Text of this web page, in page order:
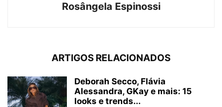
Rosângela Espinossi
ARTIGOS RELACIONADOS
Deborah Secco, Flávia
Alessandra, GKay e mais: 15
looks e trends...